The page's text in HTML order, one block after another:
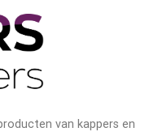
van kappers en